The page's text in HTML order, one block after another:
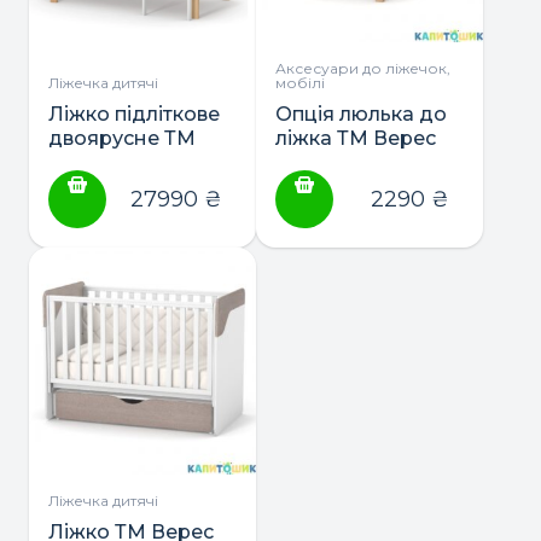
вибрати
товару
сторінці
Ліжечка дитячі
Ліжко підліткове
двоярусне ТМ
190*80
27990 ₴
Аксесуари до ліжечок,
мобілі
Опція люлька до
ліжка ТМ Верес
2290 ₴
Ліжечка дитячі
Ліжко ТМ Верес